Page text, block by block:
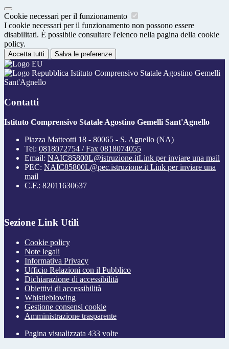
Cookie necessari per il funzionamento
I cookie necessari per il funzionamento non possono essere
disabilitati. È possibile consultare l'elenco nella pagina della cookie
policy.
Accetta tutti Salva le preferenze
Istituto Comprensivo Statale Agostino Gemelli
Sant'Agnello
Contatti
Istituto Comprensivo Statale Agostino Gemelli Sant'Agnello
Piazza Matteotti 18 - 80065 - S. Agnello (NA)
Tel: 0818072754 / Fax 0818074055
Email: NAIC85800L@istruzione.itLink per inviare una mail
PEC: NAIC85800L@pec.istruzione.it Link per inviare una
mail
C.F.: 82011630637
Sezione Link Utili
Cookie policy
Note legali
Informativa Privacy
Ufficio Relazioni con il Pubblico
Dichiarazione di accessibilità
Obiettivi di accessibilità
Whistleblowing
Gestione consensi cookie
Amministrazione trasparente
Pagina visualizzata 433 volte